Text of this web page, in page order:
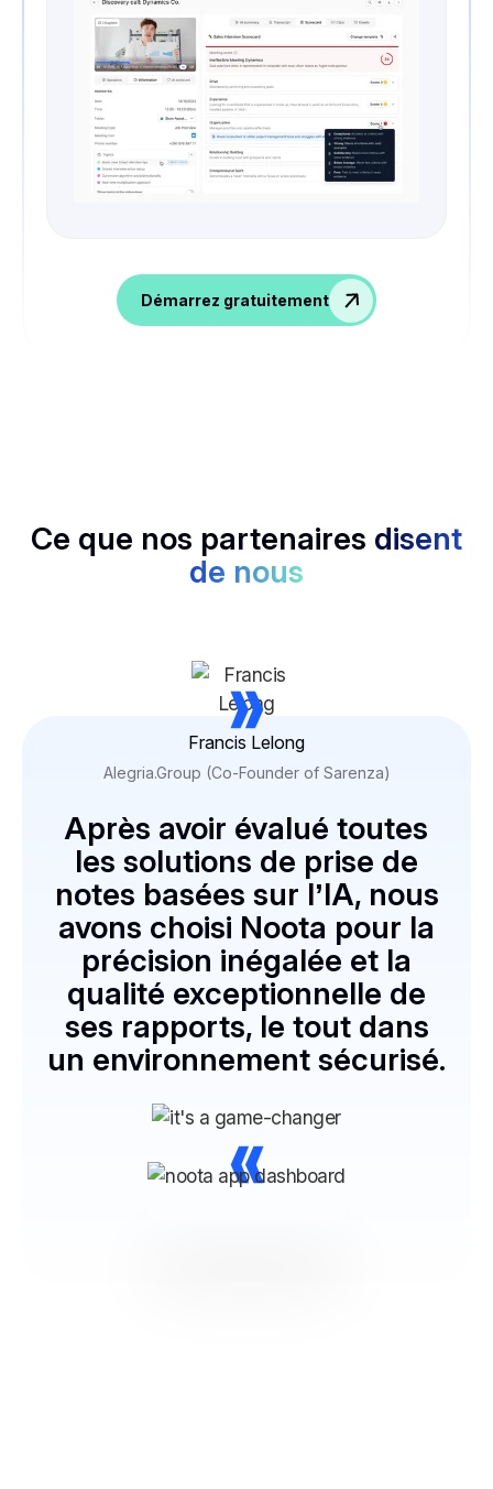
Démarrez gratuitement
Ce que nos partenaires disent
de nous
»
Francis Lelong
Alegria.Group (Co-Founder of Sarenza)
Après avoir évalué toutes
les solutions de prise de
notes basées sur l’IA, nous
avons choisi Noota pour la
précision inégalée et la
qualité exceptionnelle de
ses rapports, le tout dans
un environnement sécurisé.
»